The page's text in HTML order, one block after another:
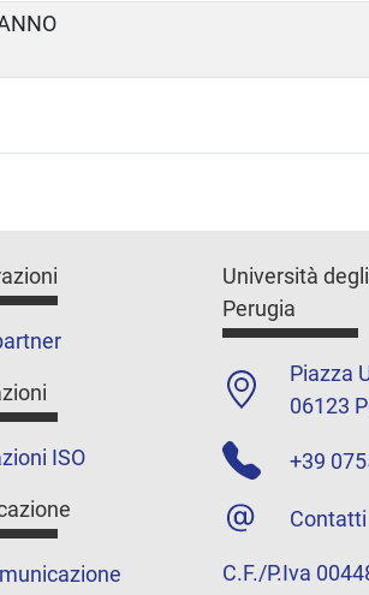
ISO
Università
Perugia
Piazza
06123
+39
Contatti
C.F./P.Iva